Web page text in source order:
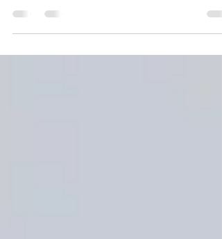
El GOLPP afecta a perros geriátricos de
controlan la laringe se deterioran con los
años.